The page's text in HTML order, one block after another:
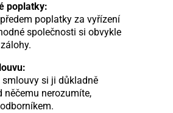
poplatky:
poplatky za vyřízení
společnosti si obvykle
smlouvy si ji důkladně
něčemu nerozumíte,